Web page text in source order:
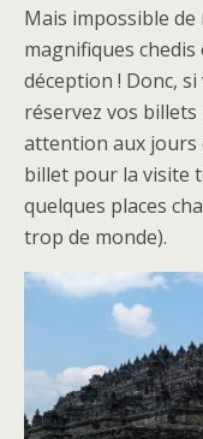
Mais impossible
magnifiques
déception ! Donc,
réservez vos
attention aux jours
billet pour la visite
quelques places
trop de monde).